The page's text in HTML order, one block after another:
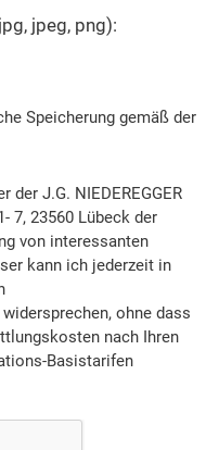
jpeg, png):
Speicherung gemäß der
J.G. NIEDEREGGER
7, 23560 Lübeck der
von interessanten
kann ich jederzeit in
widersprechen, ohne dass
nach Ihren
Basistarifen